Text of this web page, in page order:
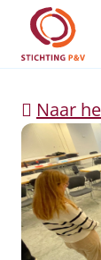
Skip to Main
Naar